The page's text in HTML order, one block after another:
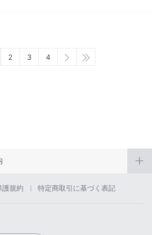
2 3 4
護規約 特定商取引に基づく表記